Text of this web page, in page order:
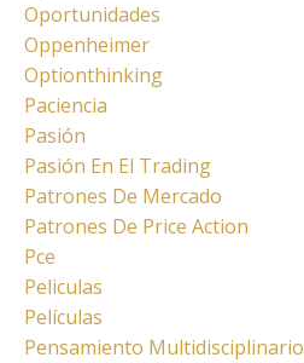
Oportunidades
Oppenheimer
Optionthinking
Paciencia
Pasión
Pasión En El Trading
Patrones De Mercado
Patrones De Price Action
Pce
Peliculas
Películas
Pensamiento Multidisciplinario